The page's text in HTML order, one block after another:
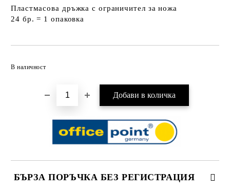
Пластмасова дръжка с ограничител за ножа
24 бр. = 1 опаковка
В наличност
БЪРЗА ПОРЪЧКА БЕЗ РЕГИСТРАЦИЯ